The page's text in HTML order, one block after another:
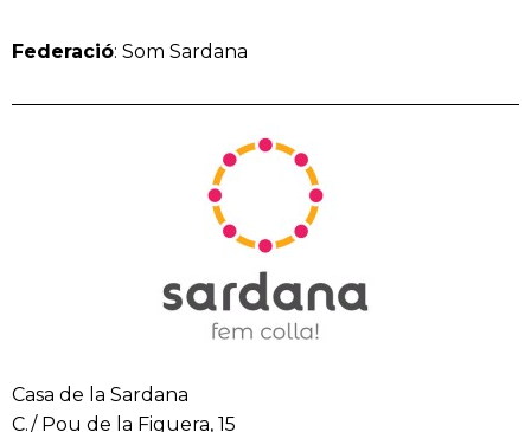
Federació: Som Sardana
Casa de la Sardana
C./ Pou de la Figuera, 15